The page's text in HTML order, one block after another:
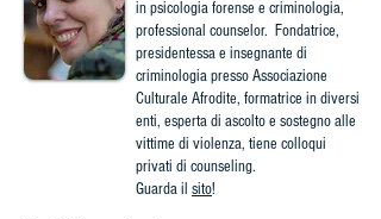
in psicologia forense e criminologia,
professional counselor. Fondatrice,
presidentessa e insegnante di
criminologia presso Associazione
Culturale Afrodite, formatrice in diversi
enti, esperta di ascolto e sostegno alle
vittime di violenza, tiene colloqui
privati di counseling.
Guarda il sito!